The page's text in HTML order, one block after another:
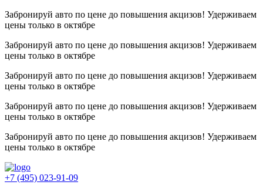
Забронируй авто по цене до повышения акцизов! Удерживаем
цены только в октябре
Забронируй авто по цене до повышения акцизов! Удерживаем
цены только в октябре
Забронируй авто по цене до повышения акцизов! Удерживаем
цены только в октябре
Забронируй авто по цене до повышения акцизов! Удерживаем
цены только в октябре
Забронируй авто по цене до повышения акцизов! Удерживаем
цены только в октябре
+7 (495) 023-91-09